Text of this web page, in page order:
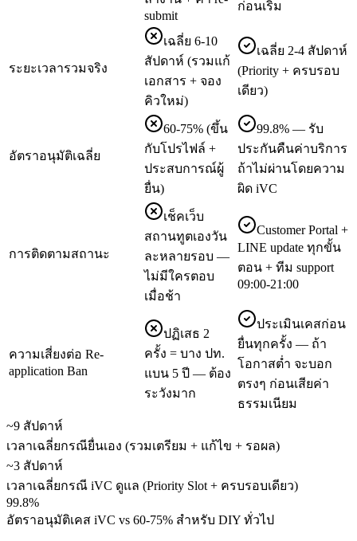
submit
ก่อนเริ่ม
ระยะเวลารวมจริง
เฉลี่ย 6-10
สัปดาห์ (รวมแก้
เอกสาร + จอง
คิวใหม่)
เฉลี่ย 2-4 สัปดาห์
(Priority + ครบรอบ
เดียว)
อัตราอนุมัติเฉลี่ย
60-75% (ขึ้น
กับโปรไฟล์ +
ประสบการณ์ผู้
ยื่น)
99.8% — รับ
ประกันคืนค่าบริการ
ถ้าไม่ผ่านโดยความ
ผิด iVC
การติดตามสถานะ
เช็คเว็บ
สถานทูตเองวัน
ละหลายรอบ —
ไม่มีใครตอบ
เมื่อช้า
Customer Portal +
LINE update ทุกขั้น
ตอน + ทีม support
09:00-21:00
ความเสี่ยงต่อ Re-
application Ban
ปฏิเสธ 2
ครั้ง = บาง ปท.
แบน 5 ปี — ต้อง
ระวังมาก
ประเมินเคสก่อน
ยื่นทุกครั้ง — ถ้า
โอกาสต่ำ จะบอก
ตรงๆ ก่อนเสียค่า
ธรรมเนียม
~9 สัปดาห์
เวลาเฉลี่ยกรณียื่นเอง (รวมเตรียม + แก้ไข + รอผล)
~3 สัปดาห์
เวลาเฉลี่ยกรณี iVC ดูแล (Priority Slot + ครบรอบเดียว)
99.8%
อัตราอนุมัติเคส iVC vs 60-75% สำหรับ DIY ทั่วไป